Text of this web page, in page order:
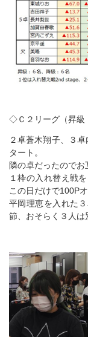
◇Ｃ２リーグ（昇級
２卓蒼木翔子、３
タート。
隣の卓だったのでお
１枠の入れ替え戦
この日だけで100P
平岡理恵を入れた
節、おそらく３人は